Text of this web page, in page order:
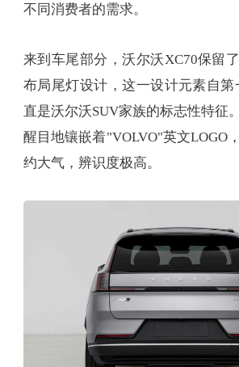
不同消费者的需求。
来到车尾部分，沃尔沃XC70保留
布局尾灯设计，这一设计元素自第
直是沃尔沃SUV家族的标志性特征
醒目地镶嵌着"VOLVO"英文LOGO
约大气，辨识度极高。